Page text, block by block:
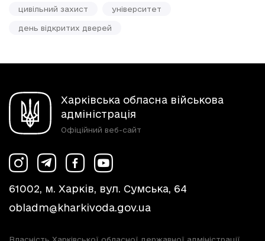
цивільний захист університет
день відкритих дверей
Харківська обласна військова
адміністрація
Офіційний веб-сайт
61002, м. Харків, вул. Сумська, 64
obladm@kharkivoda.gov.ua
Власність Харківської обласної державної адміністрації